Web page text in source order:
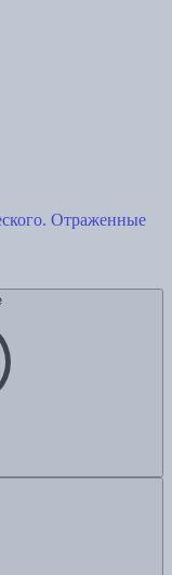
Отраженные